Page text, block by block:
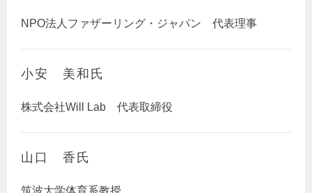
NPO法人ファザーリング・ジャパン 代表理事
小安 美和氏
株式会社Will Lab 代表取締役
山口 香氏
筑波大学体育系教授